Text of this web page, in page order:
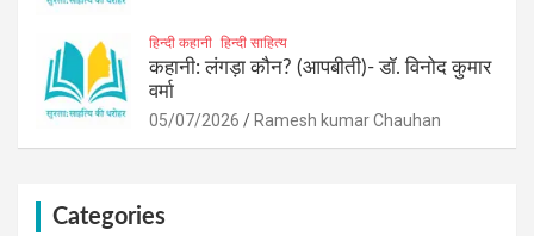
हिन्दी कहानी हिन्दी साहित्य
कहानी: लंगड़ा कौन? (आपबीती)​- डॉ. विनोद कुमार
वर्मा
05/07/2026 Ramesh kumar Chauhan
Categories